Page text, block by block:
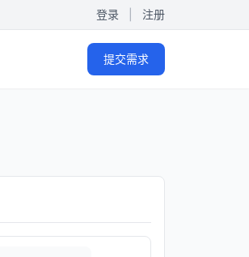
登录 注册
提交需求